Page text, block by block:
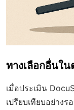
ทางเลือกอื่นใ
เมื่อประเมิน
เปรียบเทียบอย่าง